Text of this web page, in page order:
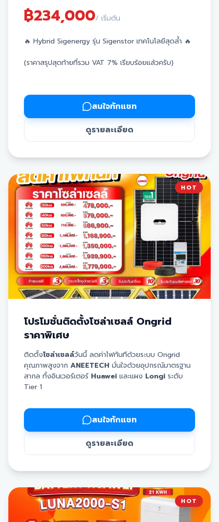
฿234,000/ เริ่มต้น
🔥 Hybrid Sigenergy รุ่น Sigenstor เทคโนโลยีสุดล้ำ 🔥
(ราคาสรุปสุดท้ายที่รวม VAT 7% เรียบร้อยแล้วครับ)
📍 Hybrid 5 kW
🔹 5 kW 1 Phase + แบต 6 kW ➡️ 250,380.-
🔹 5 kW 1 Phase + แบต 10 kW ➡️ 287,830.-
🔹 5 kW 3 Phase + แบต 6 kW ➡️ 273,920.-
🔹 5 kW 3 Phase + แบต 10 kW ➡️ 311,370.-
📍 Hybrid 10 kW
🔹 10 kW 1 Phase + แบต 6 kW ➡️ 339,190.-
🔹 10 kW 1 Phase + แบต 10 kW ➡️ 376,640.-
🔹 10 kW 3 Phase + แบต 6 kW ➡️ 349,890.-
✅ แผง Solar Cell: ยี่ห้อ LONGi Hi-MO X10 650 วัตต์ ☀️
✅ ระบบ Hybrid: Sigenergy รุ่น Sigenstor (Inverter &
Battery) ⚡️🔋
🛠 บริการหลังการขายและประกันสุดคุ้ม:
สนใจทักแชท
ดูรายละเอียด
HOT
โปรโมชั่นติดตั้งโซล่าเซลล์ Ongrid
ราคาพิเศษ
ติดตั้งโซล่าเซลล์วันนี้ ลดค่าไฟทันทีด้วยระบบ Ongrid
คุณภาพสูงจาก ANEETECH มั่นใจด้วยอุปกรณ์มาตรฐาน
สากล ทั้งอินเวอร์เตอร์ Huawei และแผง Longi ระดับ
Tier 1
✅ตรวจเช็กอุปกรณ์ฟรีนาน 3 ปี
รับประกันตัวเครื่องนาน 10 ปี
✅รับประกันแผงโซล่าเซลล์นานถึง 30 ปี
✅ อุปกรณ์ได้รับมาตรฐานจากการไฟฟ้า (MEA/PEA)
✅ ใช้แผงคุณภาพจากBloomberg Tier 1
สนใจทักแชท
ดูรายละเอียด
HOT